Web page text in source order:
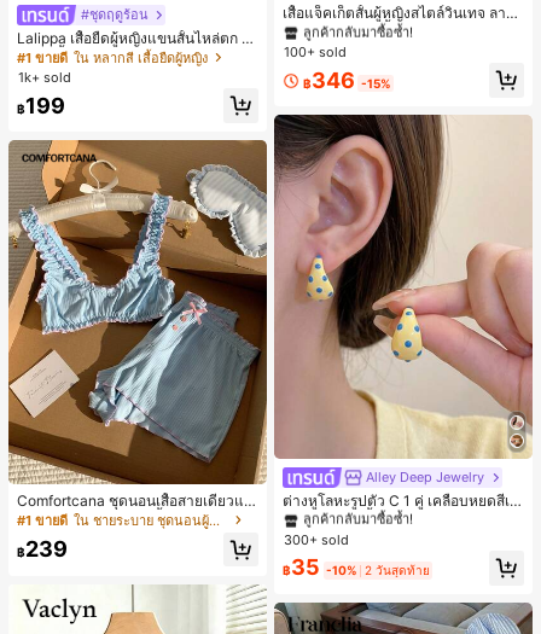
#ชุดฤดูร้อน
Lalippa เสื้อยืดผู้หญิงแขนสั้นไหล่ตก ค
อวีปกเสื้อ ลายพิมพ์ดิจิทัลลายทาง สไตล์
สปอร์ตแฟชั่นมินิมอล ของขวัญสำหรับเ
พื่อน
#1 ขายดี ใน หลากสี เสื้อยืดผู้หญิง
1k+ sold
฿199
Comfortcana ชุดนอนเสื้อสายเดี่ยวแต่
งระบายและกางเกงขาสั้นสำหรับผู้หญิง
#1 ขายดี ใน ชายระบาย ชุดนอนผู้หญิง
฿239
เสื้อแจ็คเก็ตสั้นผู้หญิงสไตล์วินเทจ ลายจุ
ดขนาดใหญ่ คอตั้ง เอวเข้ารูป แขนพอง
ทรงหลวม แฟชั่นอเนกประสงค์ สำหรับใ
ลูกค้ากลับมาซื้อซ้ำ!
#1 ขายดี ใน กระเป๋า เสื้อคลุมลำลอง
ลูกค้ากลับมาซื้อซ้ำ!
#1 ขายดี ใน กระเป๋า เสื้อคลุมลำลอง
ลูกค้ากลับมาซื้อซ้ำ!
#1 ขายดี ใน กระเป๋า เสื้อคลุมลำลอง
100+ sold
฿346 -15%
Alley Deep Jewelry
ต่างหูโลหะรูปตัว C 1 คู่ เคลือบหยดสีเห
ลือง ลายจุดสีน้ำเงิน สไตล์ยุโรปและอเม
ริกัน แฟชั่นส่วนตัว หวานและสง่างาม
สำหรับผู้หญิงและเด็กหญิง สำหรับการเ
ดินทาง งานแต่งงาน ปาร์ตี้ วันเกิด ของ
#1 ขายดี ใน โบโฮ ต่างหูผู้หญิง
ลูกค้ากลับมาซื้อซ้ำ!
เกือบหมดแล้ว!
#1 ขายดี ใน โบโฮ ต่างหูผู้หญิง
ลูกค้ากลับมาซื้อซ้ำ!
เกือบหมดแล้ว!
#1 ขายดี ใน โบโฮ ต่างหูผู้หญิง
ลูกค้ากลับมาซื้อซ้ำ!
เกือบหมดแล้ว!
#1 ขายดี ใน โบโฮ ต่างหูผู้หญิง
เกือบหมดแล้ว!
300+ sold
฿35 -10% 2 วันสุดท้าย